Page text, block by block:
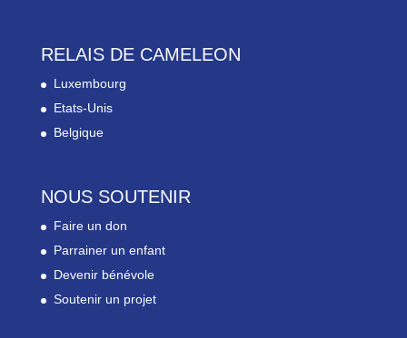
RELAIS DE CAMELEON
Luxembourg
Etats-Unis
Belgique
NOUS SOUTENIR
Faire un don
Parrainer un enfant
Devenir bénévole
Soutenir un projet